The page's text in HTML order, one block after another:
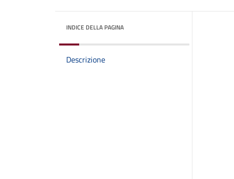
INDICE DELLA PAGINA
Descrizione